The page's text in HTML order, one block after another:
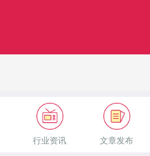
行业资讯 文章发布